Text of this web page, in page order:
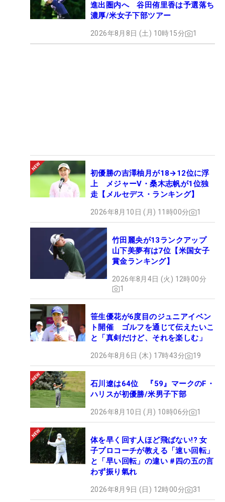
進出圏内へ 谷田侑里香は予選落ち
濃厚/米女子下部ツアー
2026年8月8日 (土) 10時15分 1
初優勝の吉澤柚月が18→12位に浮
上 メジャーV・桑木志帆が1位独
走【メルセデス・ランキング】
2026年8月10日 (月) 11時00分 1
竹田麗央が13ランクアップ
山下美夢有は7位【米国女子
賞金ランキング】
2026年8月4日 (火) 12時00分
1
笹生優花が6度目のジュニアイベン
ト開催 ゴルフを通じて伝えたいこ
と「真剣だけど、それを楽しむ」
2026年8月6日 (木) 17時43分 19
石川遼は64位 『59』マークのF・
ハリスが初優勝/米男子下部
2026年8月10日 (月) 10時06分 1
体を早く回す人ほど飛ばない!? 女
子プロコーチが教える「速い回転」
と「早い回転」の違い #四の五の言
わず振り氣れ
2026年8月9日 (日) 12時00分 31